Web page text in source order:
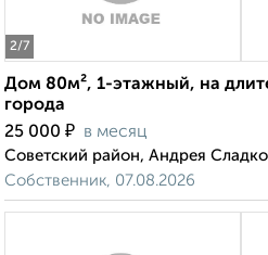
2/7
Дом 80м², 1-этажный, на
города
25 000 ₽ в месяц
Советский район, Андрея
Собственник, 07.08.2026